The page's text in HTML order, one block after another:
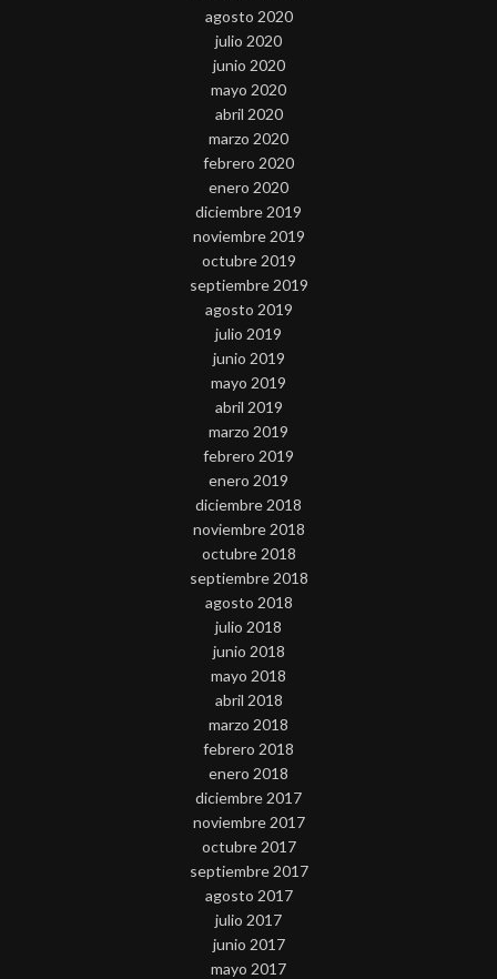
agosto 2020
julio 2020
junio 2020
mayo 2020
abril 2020
marzo 2020
febrero 2020
enero 2020
diciembre 2019
noviembre 2019
octubre 2019
septiembre 2019
agosto 2019
julio 2019
junio 2019
mayo 2019
abril 2019
marzo 2019
febrero 2019
enero 2019
diciembre 2018
noviembre 2018
octubre 2018
septiembre 2018
agosto 2018
julio 2018
junio 2018
mayo 2018
abril 2018
marzo 2018
febrero 2018
enero 2018
diciembre 2017
noviembre 2017
octubre 2017
septiembre 2017
agosto 2017
julio 2017
junio 2017
mayo 2017